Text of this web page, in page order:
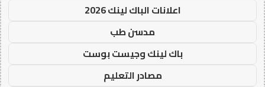
اعلانات الباك لينك 2026
مدسن طب
باك لينك وجيست بوست
مصادر التعليم